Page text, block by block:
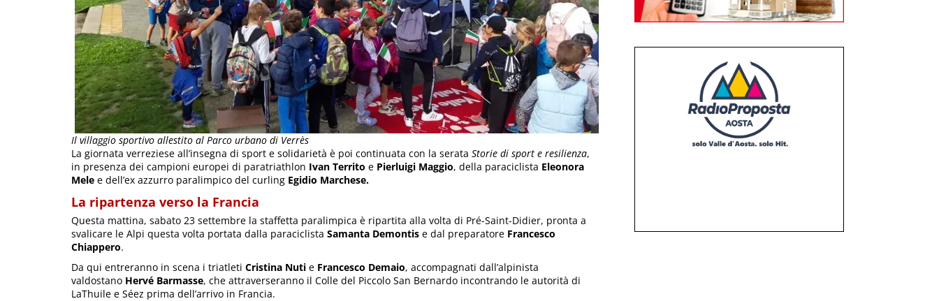
Il villaggio sportivo allestito al Parco urbano di Verrès
La giornata verreziese all’insegna di sport e solidarietà è poi continuata con la serata Storie di sport e resilienza,
in presenza dei campioni europei di paratriathlon Ivan Territo e Pierluigi Maggio, della paraciclista Eleonora
Mele e dell’ex azzurro paralimpico del curling Egidio Marchese.
La ripartenza verso la Francia
Questa mattina, sabato 23 settembre la staffetta paralimpica è ripartita alla volta di Pré-Saint-Didier, pronta a
svalicare le Alpi questa volta portata dalla paraciclista Samanta Demontis e dal preparatore Francesco
Chiappero.
Da qui entreranno in scena i triatleti Cristina Nuti e Francesco Demaio, accompagnati dall’alpinista
valdostano Hervé Barmasse, che attraverseranno il Colle del Piccolo San Bernardo incontrando le autorità di
LaThuile e Séez prima dell’arrivo in Francia.